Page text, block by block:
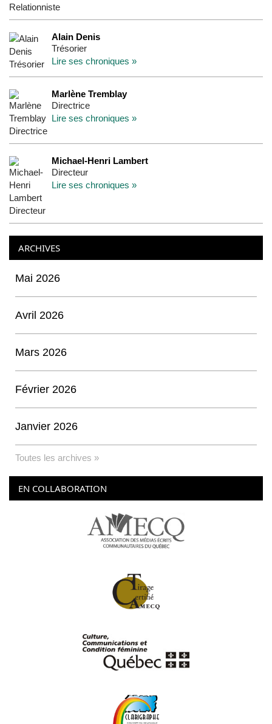
Alain Denis
Trésorier
Lire ses chroniques »
Marlène Tremblay
Directrice
Lire ses chroniques »
Michael-Henri Lambert
Directeur
Lire ses chroniques »
ARCHIVES
Mai 2026
Avril 2026
Mars 2026
Février 2026
Janvier 2026
Toutes les archives »
EN COLLABORATION